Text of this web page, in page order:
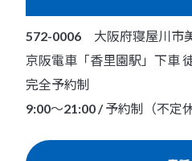
572-0006 大阪府寝屋川市
京阪電車「香里園駅」下車
完全予約制
9:00～21:00 / 予約制（不定